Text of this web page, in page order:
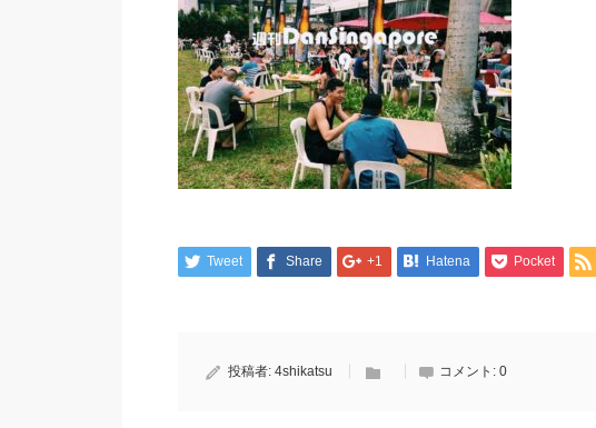
Tweet Share +1 Hatena Pocket
投稿者: 4shikatsu コメント: 0